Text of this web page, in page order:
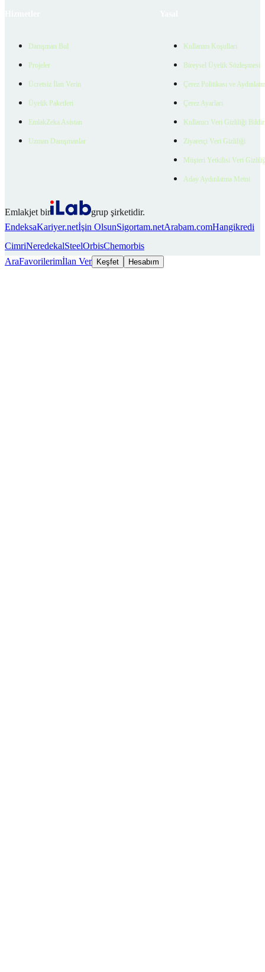
Danışman Bul
Projeler
Ücretsiz İlan Verin
Üyelik Paketleri
EmlakZeka Asistan
Uzman Danışmanlar
Kullanım Koşulları
Bireysel Üyelik Sözleşmesi
Çerez Politikası ve
Çerez Ayarları
Kullanıcı Veri Gizliliği
Ziyaretçi Veri Gizliliği
Müşteri Yetkilisi Veri
Aday Aydınlatma Metni
Emlakjet bir
grup şirketidir.
EndeksaKariyer.netİşin OlsunSigortam.netArabam.comHangikredi
CimriNeredekalSteelOrbisChemorbis
AraFavorilerimİlan Ver Keşfet Hesabım